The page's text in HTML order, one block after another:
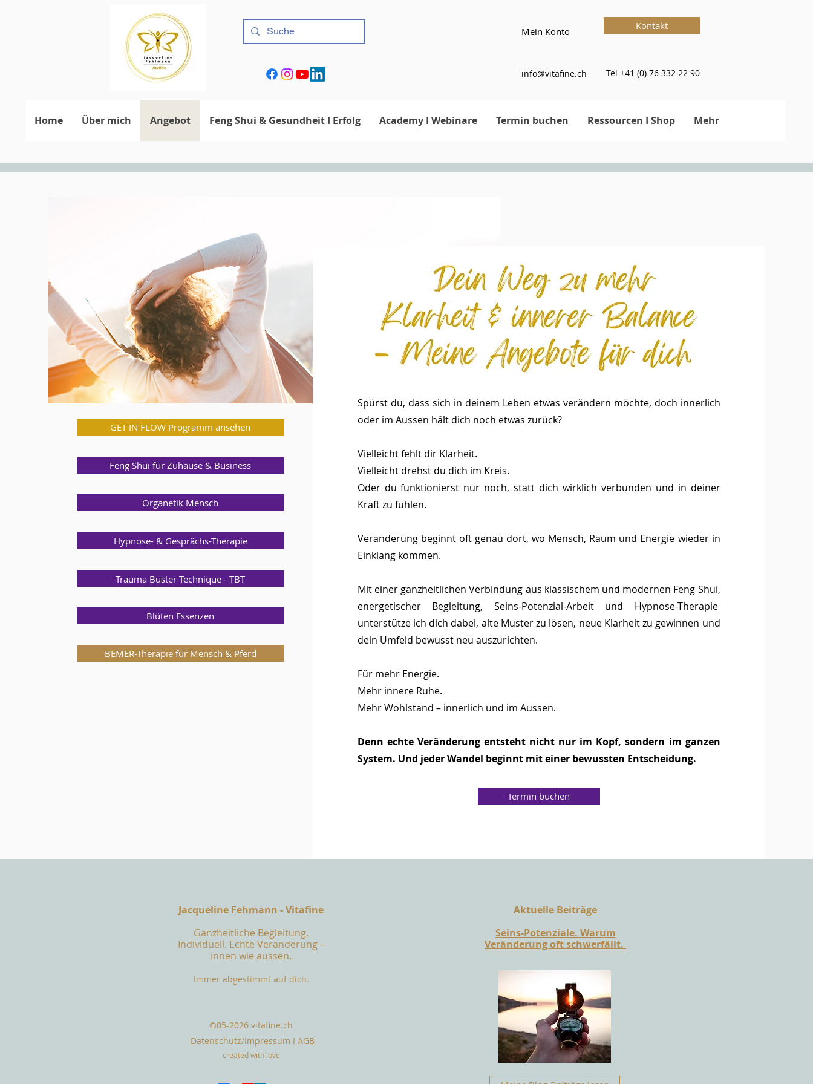
Mein Konto Kontakt
info@vitafine.ch Tel +41 (0) 76 332 22 90
Home Über mich Angebot Feng Shui & Gesundheit I Erfolg Academy I Webinare Termin buchen Ressourcen I Shop Mehr
GET IN FLOW Programm ansehen
Feng Shui für Zuhause & Business
Organetik Mensch
Hypnose- & Gesprächs-Therapie
Trauma Buster Technique - TBT
Blüten Essenzen
BEMER-Therapie für Mensch & Pferd
Spürst du, dass sich in deinem Leben etwas verändern möchte, doch innerlich
oder im Aussen hält dich noch etwas zurück?
Vielleicht fehlt dir Klarheit.
Vielleicht drehst du dich im Kreis.
Oder du funktionierst nur noch, statt dich wirklich verbunden und in deiner
Kraft zu fühlen.
Veränderung beginnt oft genau dort, wo Mensch, Raum und Energie wieder in
Einklang kommen.
Mit einer ganzheitlichen Verbindung aus klassischem und modernen Feng Shui,
energetischer Begleitung, Seins-Potenzial-Arbeit und Hypnose-Therapie
unterstütze ich dich dabei, alte Muster zu lösen, neue Klarheit zu gewinnen und
dein Umfeld bewusst neu auszurichten.
Für mehr Energie.
Mehr innere Ruhe.
Mehr Wohlstand – innerlich und im Aussen.
Denn echte Veränderung entsteht nicht nur im Kopf, sondern im ganzen
System. Und jeder Wandel beginnt mit einer bewussten Entscheidung.
Termin buchen
Jacqueline Fehmann - Vitafine
Ganzheitliche Begleitung.
Individuell. Echte Veränderung –
innen wie aussen.
Immer abgestimmt auf dich.
©05-2026 vitafine.ch
Datenschutz/Impressum I AGB
created with love
Aktuelle Beiträge​
Seins-Potenziale. Warum
Veränderung oft schwerfällt.